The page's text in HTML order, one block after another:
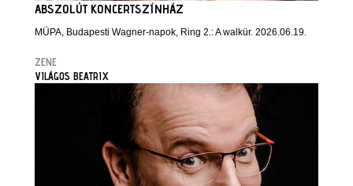
ABSZOLÚT KONCERTSZÍNHÁZ
MÜPA, Budapesti Wagner-napok, Ring 2.: A walkür. 2026.06.19.
ZENE
VILÁGOS BEATRIX